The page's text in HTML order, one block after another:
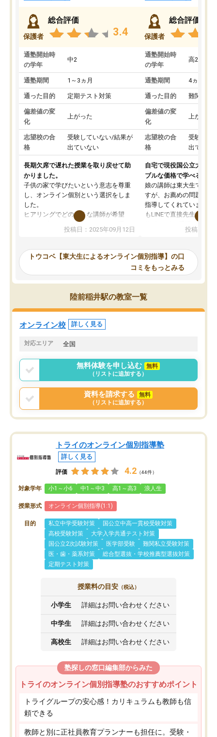
保護者
総合評価
3.4
通塾開始時
の学年
中2
通塾期間 1～3ヵ月
通った目的 定期テスト対策
偏差値の変
化
上がった
志望校の合
格
受験していない/結果が
出ていない
長期欠席で遅れた授業を取り戻せて助
かりました。
子供の家で学びたいという意志を尊重
し、オンライン個別という選択をしま
した。
ヒアリングでどのような講師が希望
か、オプションは付帯するかなど選ぶ
事が出来ました。
ーティングを行い、その講師で良いか
見てから講師を決定する事ができま
す。
うちの子は、初回面談の講師の方で決
オンラインツールを使用した単語帳の
共有があり宿題もそちらで出される形
でした。
言う事で講師変更の申し出があり、あ
まりに短期での変更だった為、塾に通
う事にして退会しました。遅れも取り
戻せ、授業内容や講師の方は良かった
と思います。
投稿日：2025年09月12日
保護者
総合評価
通塾開始時
の学年
高2
通塾期間 4ヵ月～1
通った目的 難関私立
偏差値の変
化
上がった
志望校の合
格
受験して
出ていな
自宅で現役国公立大学生
ブルな価格で学べる
娘の講師は東大生では無
すが、お薦めの問題集や
指導してくれています。
もLINEで直接先生に質問
めれるので、個人に合
いなのがあり(有料)、受
ことをどんなスケジュー
くか相談したのですが、
ち期待したものではなく
内容でした。それでも明
やる気も出ましたし、苦
くなってきたようなので
投稿日：
トウコベ【東大生によるオンライン個別指導】の口
コミをもっとみる
陸前稲井駅の教室一覧
オンライン校 詳しく見る
対応エリア 全国
無料体験を申し込む
無料
（リストに追加する）
資料を請求する
無料
（リストに追加する）
トライのオンライン個別指導塾
詳しく見る
評価 4.2 （44件）
対象学年 小1～小6 中1～中3 高1～高3 浪人生
授業形式 オンライン個別指導(1:1)
目的 私立中学受験対策
国公立中高一貫校受験対策
高校受験対策
大学入学共通テスト対策
国公立2次試験対策
医学部受験
難関私立受験対策
医・歯・薬系対策
総合型選抜・学校推薦型選抜対策
定期テスト対策
授業料の目安 （税込）
小学生 詳細はお問い合わせください
中学生 詳細はお問い合わせください
高校生 詳細はお問い合わせください
塾探しの窓口編集部からみた
トライのオンライン個別指導塾のおすすめポイント
トライグループの安心感！カリキュラムも教師も信
頼できる
教師と別に正社員教育プランナーも担任に。受験・